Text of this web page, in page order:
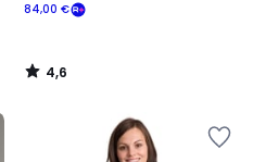
84,00 €
4,6
/